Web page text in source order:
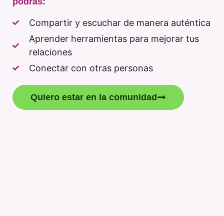
Compartir y escuchar de manera auténtica
Aprender herramientas para mejorar tus
relaciones
Conectar con otras personas
Quiero estar en la comunidad